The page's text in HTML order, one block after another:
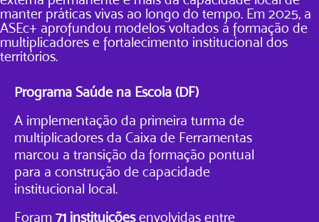
manter práticas vivas ao longo do tempo. Em 2025, a
ASEc+ aprofundou modelos voltados à formação de
multiplicadores e fortalecimento institucional dos
territórios.
Programa Saúde na Escola (DF)
A implementação da primeira turma de
multiplicadores da Caixa de Ferramentas
marcou a transição da formação pontual
para a construção de capacidade
institucional local.
Foram 71 instituiçõesenvolvidas entre